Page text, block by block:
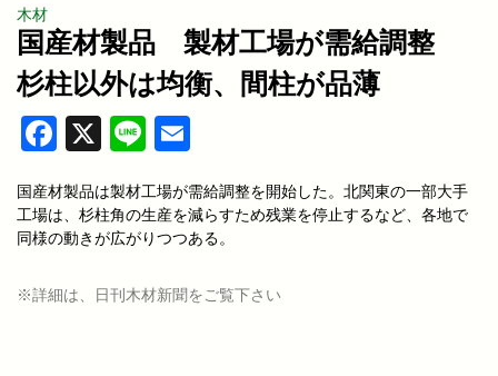
木材
国産材製品 製材工場が需給調整
杉柱以外は均衡、間柱が品薄
Facebook
X Line
国産材製品は製材工場が需給調整を開始した。北関東の一部大手
工場は、杉柱角の生産を減らすため残業を停止するなど、各地で
同様の動きが広がりつつある。
※詳細は、日刊木材新聞をご覧下さい